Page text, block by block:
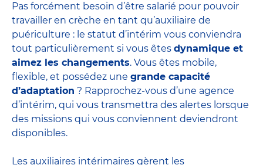
Pas forcément besoin d’être salarié pour pouvoir
travailler en crèche en tant qu’auxiliaire de
puériculture : le statut d’intérim vous conviendra
tout particulièrement si vous êtes dynamique et
aimez les changements. Vous êtes mobile,
flexible, et possédez une grande capacité
d’adaptation ? Rapprochez-vous d’une agence
d’intérim, qui vous transmettra des alertes lorsque
des missions qui vous conviennent deviendront
disponibles.
Les auxiliaires intérimaires gèrent les